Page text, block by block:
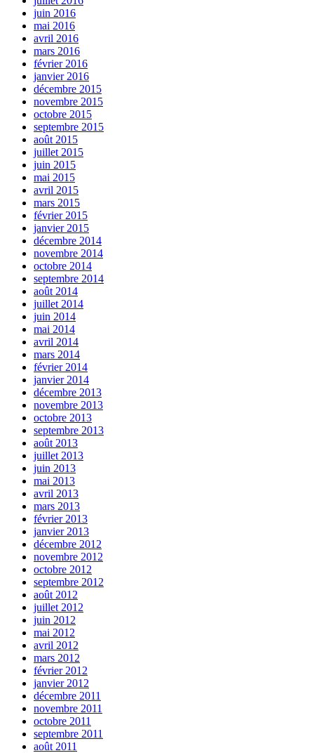
juin 2016
mai 2016
avril 2016
mars 2016
février 2016
janvier 2016
décembre 2015
novembre 2015
octobre 2015
septembre 2015
août 2015
juillet 2015
juin 2015
mai 2015
avril 2015
mars 2015
février 2015
janvier 2015
décembre 2014
novembre 2014
octobre 2014
septembre 2014
août 2014
juillet 2014
juin 2014
mai 2014
avril 2014
mars 2014
février 2014
janvier 2014
décembre 2013
novembre 2013
octobre 2013
septembre 2013
août 2013
juillet 2013
juin 2013
mai 2013
avril 2013
mars 2013
février 2013
janvier 2013
décembre 2012
novembre 2012
octobre 2012
septembre 2012
août 2012
juillet 2012
juin 2012
mai 2012
avril 2012
mars 2012
février 2012
janvier 2012
décembre 2011
novembre 2011
octobre 2011
septembre 2011
août 2011